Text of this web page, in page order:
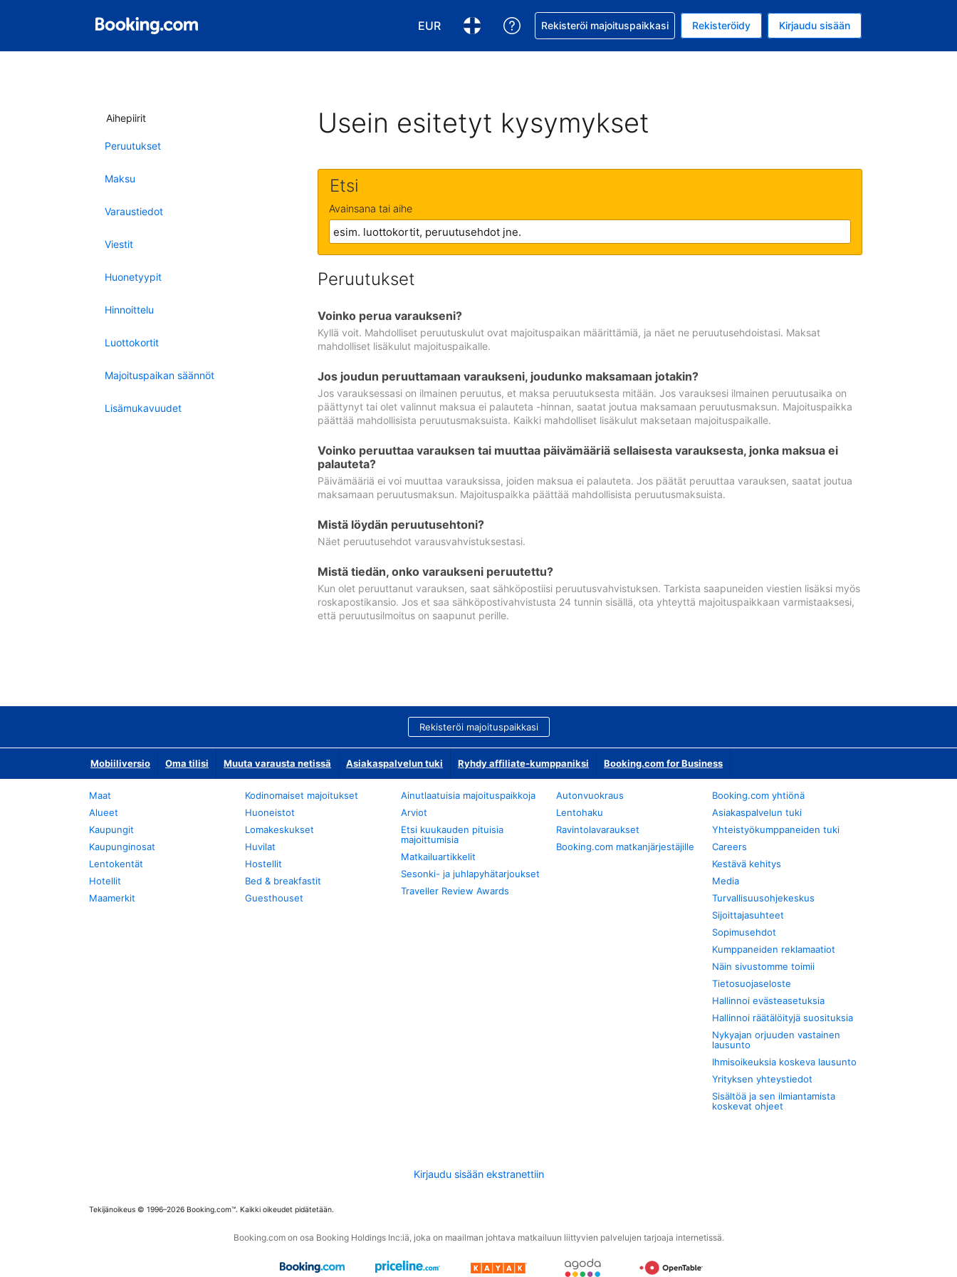
EUR
Valitse valuutta. Tämänhetkinen valuutta on EUR
Valitse kieli. Tämänhetkinen kieli on Suomi
Pyydä apua varauksesi kanssa
Rekisteröi majoituspaikkasi Rekisteröidy Kirjaudu sisään
Aihepiirit
Peruutukset
Maksu
Varaustiedot
Viestit
Huonetyypit
Hinnoittelu
Luottokortit
Majoituspaikan säännöt
Lisämukavuudet
Usein esitetyt kysymykset
Etsi
Avainsana tai aihe
Peruutukset
Voinko perua varaukseni?
Kyllä voit. Mahdolliset peruutuskulut ovat majoituspaikan määrittämiä, ja näet ne peruutusehdoistasi. Maksat
mahdolliset lisäkulut majoituspaikalle.
Jos joudun peruuttamaan varaukseni, joudunko maksamaan jotakin?
Jos varauksessasi on ilmainen peruutus, et maksa peruutuksesta mitään. Jos varauksesi ilmainen peruutusaika on
päättynyt tai olet valinnut maksua ei palauteta -hinnan, saatat joutua maksamaan peruutusmaksun. Majoituspaikka
päättää mahdollisista peruutusmaksuista. Kaikki mahdolliset lisäkulut maksetaan majoituspaikalle.
Voinko peruuttaa varauksen tai muuttaa päivämääriä sellaisesta varauksesta, jonka maksua ei
palauteta?
Päivämääriä ei voi muuttaa varauksissa, joiden maksua ei palauteta. Jos päätät peruuttaa varauksen, saatat joutua
maksamaan peruutusmaksun. Majoituspaikka päättää mahdollisista peruutusmaksuista.
Mistä löydän peruutusehtoni?
Näet peruutusehdot varausvahvistuksestasi.
Mistä tiedän, onko varaukseni peruutettu?
Kun olet peruuttanut varauksen, saat sähköpostiisi peruutusvahvistuksen. Tarkista saapuneiden viestien lisäksi myös
roskapostikansio. Jos et saa sähköpostivahvistusta 24 tunnin sisällä, ota yhteyttä majoituspaikkaan varmistaaksesi,
että peruutusilmoitus on saapunut perille.
Rekisteröi majoituspaikkasi
Mobiiliversio Oma tilisi Muuta varausta netissä Asiakaspalvelun tuki Ryhdy affiliate-kumppaniksi Booking.com for Business
Maat
Alueet
Kaupungit
Kaupunginosat
Lentokentät
Hotellit
Maamerkit
Kodinomaiset majoitukset
Huoneistot
Lomakeskukset
Huvilat
Hostellit
Bed & breakfastit
Guesthouset
Ainutlaatuisia majoituspaikkoja
Arviot
Etsi kuukauden pituisia
majoittumisia
Matkailuartikkelit
Sesonki- ja juhlapyhätarjoukset
Traveller Review Awards
Autonvuokraus
Lentohaku
Ravintolavaraukset
Booking.com matkanjärjestäjille
Booking.com yhtiönä
Asiakaspalvelun tuki
Yhteistyökumppaneiden tuki
Careers
Kestävä kehitys
Media
Turvallisuusohjekeskus
Sijoittajasuhteet
Sopimusehdot
Kumppaneiden reklamaatiot
Näin sivustomme toimii
Tietosuojaseloste
Hallinnoi evästeasetuksia
Hallinnoi räätälöityjä suosituksia
Nykyajan orjuuden vastainen
lausunto
Ihmisoikeuksia koskeva lausunto
Yrityksen yhteystiedot
Sisältöä ja sen ilmiantamista
koskevat ohjeet
Kirjaudu sisään ekstranettiin
Tekijänoikeus © 1996–2026 Booking.com™. Kaikki oikeudet pidätetään.
Booking.com on osa Booking Holdings Inc:iä, joka on maailman johtava matkailuun liittyvien palvelujen tarjoaja internetissä.